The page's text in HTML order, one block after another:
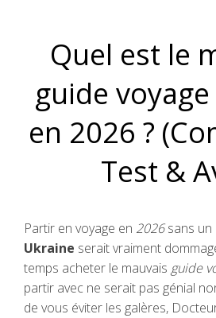
Quel est le
guide
en 2026 ?
Test &
Partir en voyage en 2026sans un
Ukraine serait vraiment
temps acheter le mauvais guide
partir avec ne serait pas génial
de vous éviter les galères,